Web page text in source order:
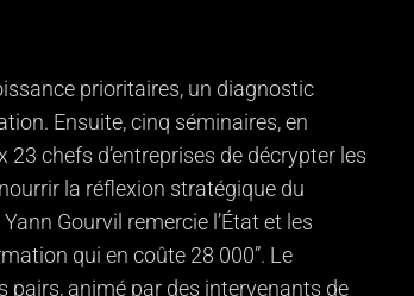
prioritaires, un diagnostic
Ensuite, cinq séminaires, en
chefs d’entreprises de décrypter les
la réflexion stratégique du
Gourvil remercie l’État et les
qui en coûte 28 000”. Le
pairs, animé par des intervenants de